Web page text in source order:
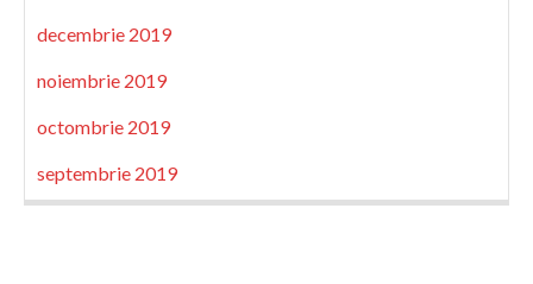
decembrie 2019
noiembrie 2019
octombrie 2019
septembrie 2019